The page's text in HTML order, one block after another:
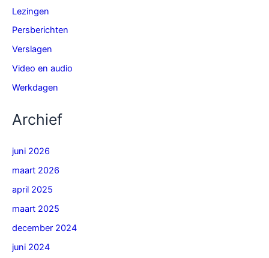
Lezingen
Persberichten
Verslagen
Video en audio
Werkdagen
Archief
juni 2026
maart 2026
april 2025
maart 2025
december 2024
juni 2024